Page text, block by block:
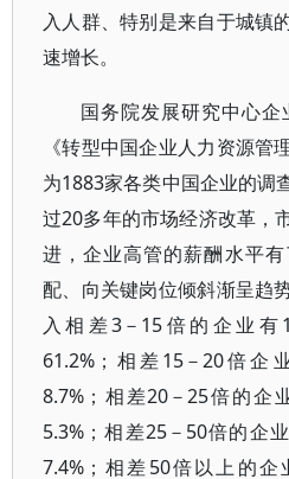
入人群、特别是来自于城镇
速增长。
国务院发展研究中心
《转型中国企业人力资源管
为1883家各类中国企业的调
过20多年的市场经济改革，
进，企业高管的薪酬水平
配、向关键岗位倾斜渐呈趋
入相差3－15倍的企业
61.2%；相差15－20倍企
8.7%；相差20－25倍的企
5.3%；相差25－50倍的企
7.4%；相差50倍以上的